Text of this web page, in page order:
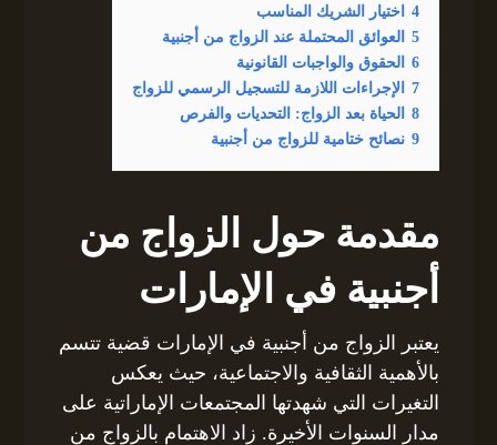
4 اختيار الشريك المناسب
5 العوائق المحتملة عند الزواج من أجنبية
6 الحقوق والواجبات القانونية
7 الإجراءات اللازمة للتسجيل الرسمي للزواج
8 الحياة بعد الزواج: التحديات والفرص
9 نصائح ختامية للزواج من أجنبية
مقدمة حول الزواج من
أجنبية في الإمارات
يعتبر الزواج من أجنبية في الإمارات قضية تتسم
بالأهمية الثقافية والاجتماعية، حيث يعكس
التغيرات التي شهدتها المجتمعات الإماراتية على
مدار السنوات الأخيرة. زاد الاهتمام بالزواج من